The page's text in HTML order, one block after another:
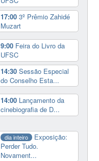
17:003º Prêmio Zahidé
Muzart
9:00 Feira do Livro da
UFSC
14:30Sessão Especial
do Conselho Esta...
14:00 Lançamento da
cinebiografia de D...
dia inteiro
Exposição:
Perder Tudo.
Novament...